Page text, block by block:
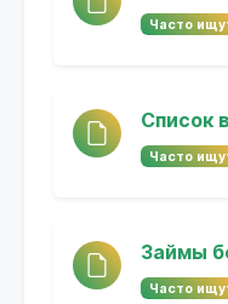
Часто
Список
Часто
Займы
Часто